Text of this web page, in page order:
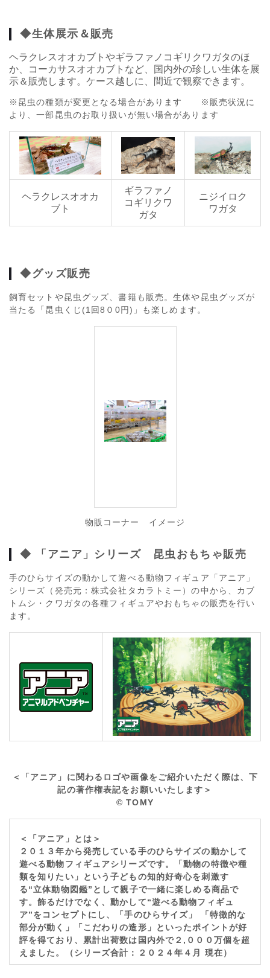
◆生体展示＆販売
ヘラクレスオオカブトやギラファノコギリクワガタのほ
か、コーカサスオオカブトなど、国内外の珍しい生体を展
示＆販売します。ケース越しに、間近で観察できます。
※昆虫の種類が変更となる場合があります ※販売状況に
より、一部昆虫のお取り扱いが無い場合があります
ヘラクレスオオカ
ブト
ギラファノ
コギリクワ
ガタ
ニジイロク
ワガタ
◆グッズ販売
飼育セットや昆虫グッズ、書籍も販売。生体や昆虫グッズが
当たる「昆虫くじ(1回8０0円)」も楽しめます。
物販コーナー イメージ
◆ 「アニア」シリーズ 昆虫おもちゃ販売
手のひらサイズの動かして遊べる動物フィギュア「アニア」
シリーズ（発売元：株式会社タカラトミー）の中から、カブ
トムシ・クワガタの各種フィギュアやおもちゃの販売を行い
ます。
＜「アニア」に関わるロゴや画像をご紹介いただく際は、下
記の著作権表記をお願いいたします＞
© TOMY
＜「アニア」とは＞
２０１３年から発売している手のひらサイズの動かして
遊べる動物フィギュアシリーズです。「動物の特徴や種
類を知りたい」という子どもの知的好奇心を刺激す
る“立体動物図鑑”として親子で一緒に楽しめる商品で
す。飾るだけでなく、動かして“遊べる動物フィギュ
ア”をコンセプトにし、「手のひらサイズ」 「特徴的な
部分が動く」「こだわりの造形」といったポイントが好
評を得ており、累計出荷数は国内外で２,０００万個を超
えました。（シリーズ合計：２０２４年４月 現在）